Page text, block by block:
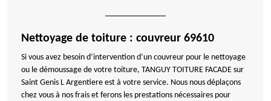
Nettoyage de toiture : couvreur 69610
Si vous avez besoin d’intervention d’un couvreur pour le nettoyage
ou le démoussage de votre toiture, TANGUY TOITURE FACADE sur
Saint Genis L Argentiere est à votre service. Nous nous déplaçons
chez vous à nos frais et ferons les prestations nécessaires pour